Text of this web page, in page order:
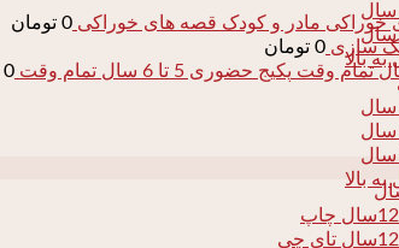
مادر و کودک قصه های خوراکی 0 تومان
سازی 0 تومان
پکیج حضوری 5 تا 6 سال تمام وقت
0